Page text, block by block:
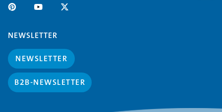
NEWSLETTER
NEWSLETTER
B2B-NEWSLETTER